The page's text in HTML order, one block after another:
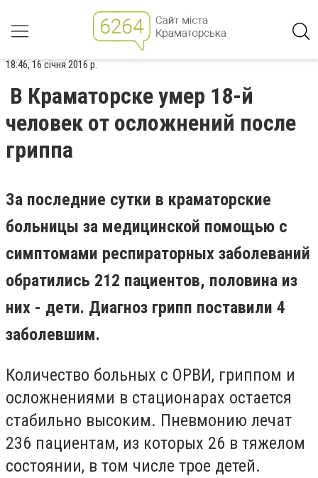
18:46, 16 січня 2016 р.
В Краматорске умер 18-й
человек от осложнений после
гриппа
За последние сутки в краматорские
больницы за медицинской помощью с
симптомами респираторных заболеваний
обратились 212 пациентов, половина из
них - дети. Диагноз грипп поставили 4
заболевшим.
Количество больных с ОРВИ, гриппом и
осложнениями в стационарах остается
стабильно высоким. Пневмонию лечат
236 пациентам, из которых 26 в тяжелом
состоянии, в том числе трое детей.